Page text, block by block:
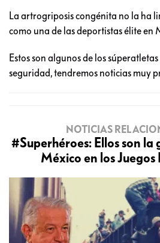
La artrogriposis congénita no la ha
como una de las deportistas élite en
Estos son algunos de los
seguridad, tendremos noticias muy
NOTICIAS
#Superhéroes: Ellos son la
México en los